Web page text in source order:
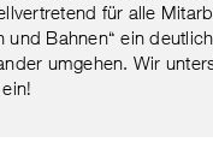
für alle
Bahnen“ ein
umgehen. Wir